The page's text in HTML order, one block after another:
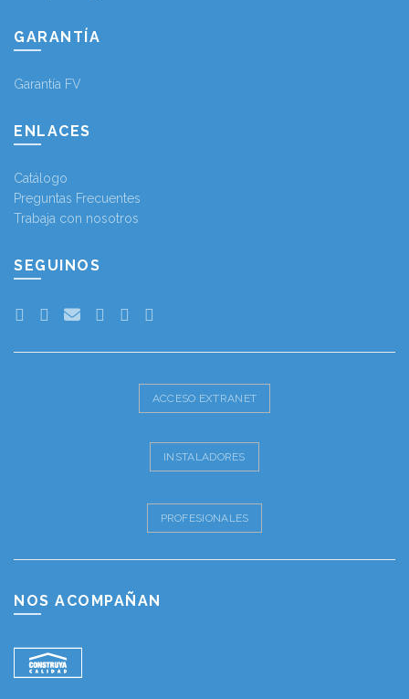
GARANTÍA
Garantía FV
ENLACES
Catálogo
Preguntas Frecuentes
Trabaja con nosotros
SEGUINOS
ACCESO EXTRANET
INSTALADORES
PROFESIONALES
NOS ACOMPAÑAN